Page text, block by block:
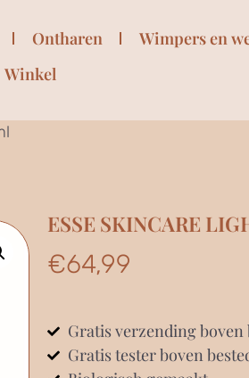
Ontharen
Wimpers en
Winkel
ESSE SKINCARE
€64,99
Gratis verzending
Gratis tester boven